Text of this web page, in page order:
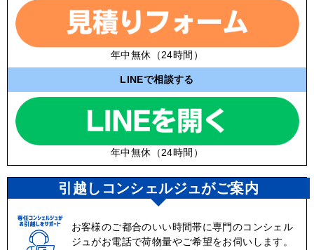
年中無休（24時間）
LINEで相談する
年中無休（24時間）
引越しコンシェルジュがご案内
お客様のご都合のいい時間帯に専門のコンシェル
ジュがお電話で荷物量やご希望をお伺いします。